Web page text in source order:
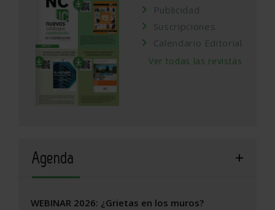
Publicidad
Suscripciones
Calendario Editorial
Ver todas las revistas
Agenda
WEBINAR 2026: ¿Grietas en los muros?